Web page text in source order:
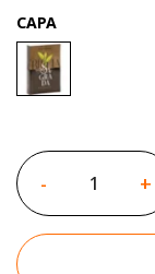
CAPA
- +